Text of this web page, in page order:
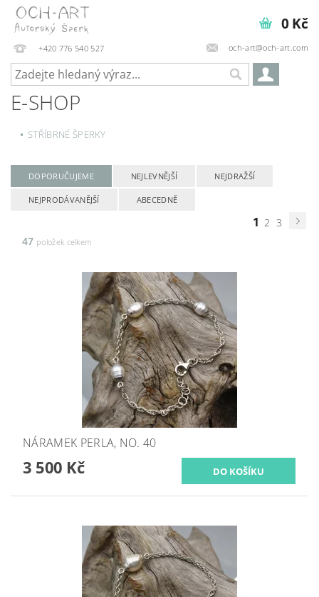
+420 776 540 527 och-art@och-art.com
0 Kč
E-SHOP
STŘÍBRNÉ ŠPERKY
DOPORUČUJEME NEJLEVNĚJŠÍ NEJDRAŽŠÍ
NEJPRODÁVANĚJŠÍ ABECEDNĚ
1 2 3
47 položek celkem
NÁRAMEK PERLA, NO. 40
3 500 Kč